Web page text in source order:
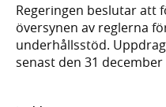
Regeringen beslutar att
översynen av reglerna
underhållsstöd.
senast den 31 december